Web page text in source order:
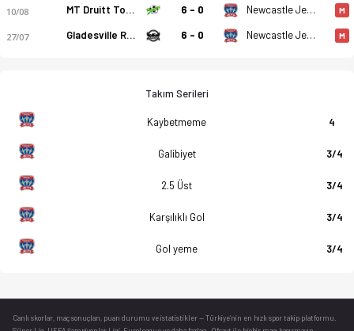
10/08 MT Druitt Town Rangers (K) 6 - 0 Newcastle Jet Youth (K) M
27/07 Gladesville Ravens (K) 6 - 0 Newcastle Jet Youth (K) M
Takım Serileri
Kaybetmeme 4
Galibiyet 3/4
2.5 Üst 3/4
Karşılıklı Gol 3/4
Gol yeme 3/4
Canlı skorlar , maç sonuçları, puan durumu ve istatistikler — Türkiye’nin en hızlı spor takip platformu.